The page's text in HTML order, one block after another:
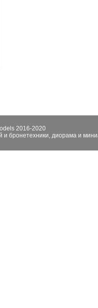
2016-2020
и бронетехники, диорама и